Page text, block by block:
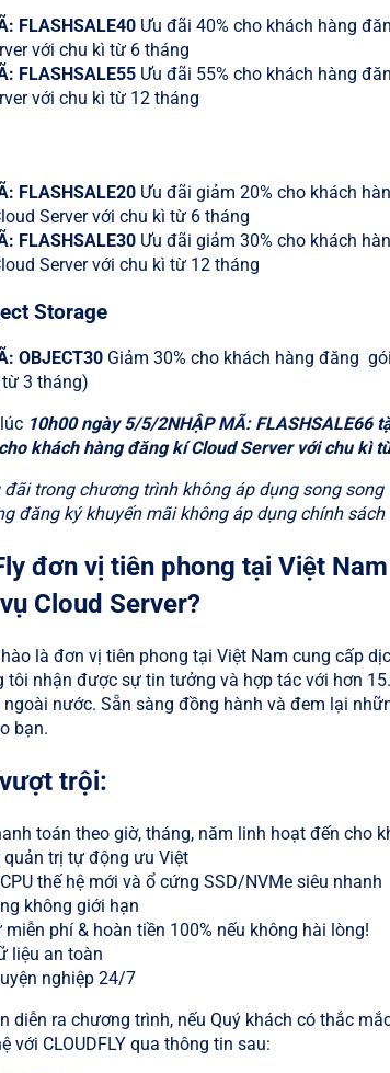
FLASHSALE40Ưu đãi 40% cho khách hàng
với chu kì từ 6 tháng
FLASHSALE55Ưu đãi 55% cho khách hàng
với chu kì từ 12 tháng
FLASHSALE20Ưu đãi giảm 20% cho khách
Server với chu kì từ 6 tháng
FLASHSALE30Ưu đãi giảm 30% cho khách
Server với chu kì từ 12 tháng
Storage
OBJECT30Giảm 30% cho khách hàng đăng
3 tháng)
10h00 ngày 5/5/2NHẬP MÃ: FLASHSALE66
khách hàng đăng kí Cloud Server với chu kì
trong chương trình không áp dụng song song
đăng ký khuyến mãi không áp dụng chính sách
đơn vị tiên phong tại Việt
Cloud Server?
hào là đơn vị tiên phong tại Việt Nam cung cấp
tôi nhận được sự tin tưởng và hợp tác với hơn
ngoài nước. Sẵn sàng đồng hành và đem lại
bạn.
trội:
toán theo giờ, tháng, năm linh hoạt đến cho
quản trị tự động ưu Việt
thế hệ mới và ổ cứng SSD/NVMe siêu nhanh
không giới hạn
miễn phí & hoàn tiền 100% nếu không hài lòng!
liệu an toàn
nghiệp 24/7
diễn ra chương trình, nếu Quý khách có thắc
với CLOUDFLY qua thông tin sau: